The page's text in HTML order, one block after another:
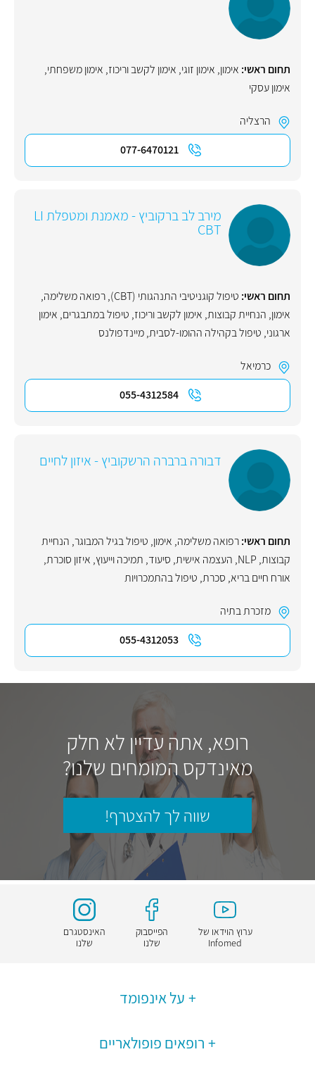
תחום ראשי: אימון, אימון זוגי, אימון לקשב וריכוז, אימון משפחתי,
אימון עסקי
הרצליה
077-6470121
מירב לב ברקוביץ - מאמנת ומטפלת LI
CBT
תחום ראשי: טיפול קוגניטיבי התנהגותי (CBT) ,רפואה משלימה,
אימון, הנחיית קבוצות, אימון לקשב וריכוז, טיפול במתבגרים, אימון
ארגוני, טיפול בקהילה ההומו-לסבית,מיינדפולנס
כרמיאל
055-4312584
דבורה ברברה הרשקוביץ - איזון לחיים
תחום ראשי:רפואה משלימה, אימון, טיפול בגיל המבוגר, הנחיית
קבוצות,
NLP
, העצמה אישית, סיעוד, תמיכה וייעוץ, איזון סוכרת,
אורח חיים בריא, סכרת, טיפול בהתמכרויות
מזכרת בתיה
055-4312053
רופא, אתה עדיין לא חלק
מאינדקס המומחים שלנו?
שווה לך להצטרף!
ערוץ הוידאו של
Infomed
הפייסבוק
שלנו
האינסטגרם
שלנו
על אינפומד
רופאים פופולאריים